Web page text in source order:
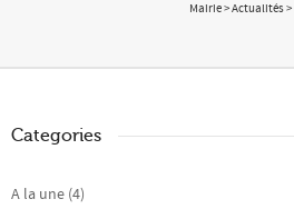
Mairie>Actualités>
Categories
A la une (4)